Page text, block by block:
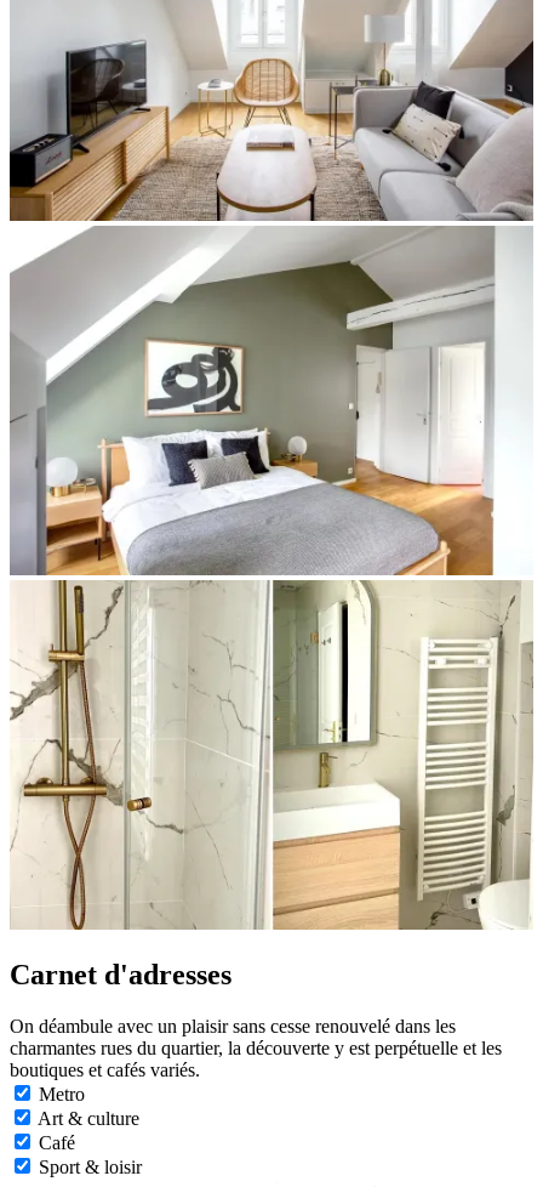
Carnet d'adresses
On déambule avec un plaisir sans cesse renouvelé dans les
charmantes rues du quartier, la découverte y est perpétuelle et les
boutiques et cafés variés.
Metro
Art & culture
Café
Sport & loisir